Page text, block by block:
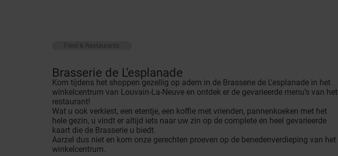
Food & Restaurants
Brasserie de L'esplanade
Kom tijdens het shoppen gezellig op adem in de Brasserie de L'esplanade in het
winkelcentrum van Louvain-La-Neuve en ontdek er de gevarieerde menu’s van het
restaurant!
Wat u ook verkiest, een etentje, een koffie met vrienden, pannenkoeken met het
hele gezin, u vindt er altijd iets naar uw zin op de complete en heel gevarieerde
kaart die de Brasserie u biedt.
Aarzel dus niet en kom onze gerechten proeven op de benedenverdieping van het
winkelcentrum.